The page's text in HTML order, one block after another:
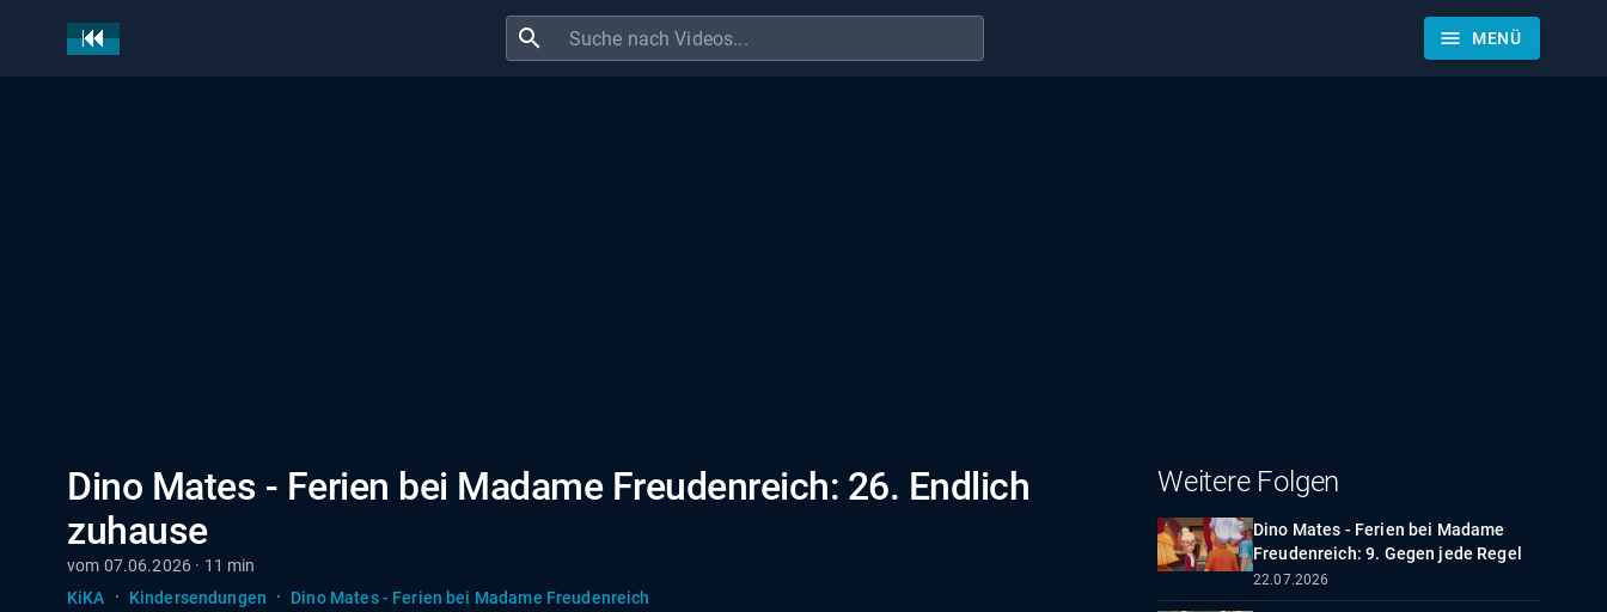
search menu MENÜ
Dino Mates - Ferien bei Madame Freudenreich: 26. Endlich
zuhause
vom 07.06.2026 · 11 min
KiKA
· Kindersendungen · Dino Mates - Ferien bei Madame Freudenreich
Weitere Folgen
Dino Mates - Ferien bei Madame
Freudenreich: 9. Gegen jede Regel
22.07.2026